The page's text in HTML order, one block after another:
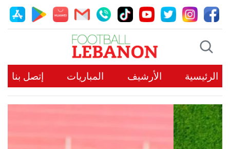
الرئيسية الأرشيف المباريات إتصل بنا